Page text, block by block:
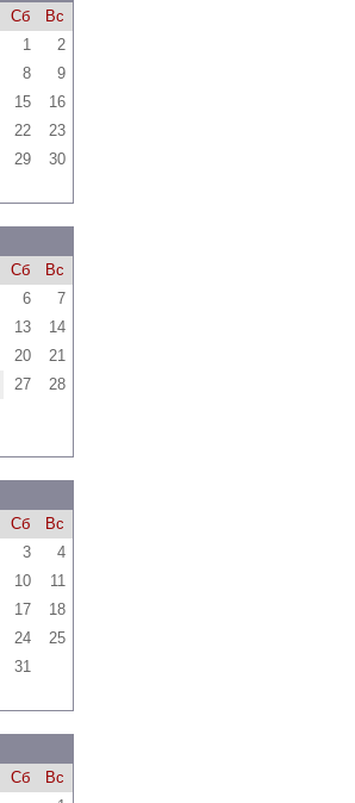
Сб
Вс
1
2
8
9
15
16
22
23
29 30
Сб
Вс
6
7
13
14
20
21
27
28
Сб
Вс
3
4
10
11
17
18
24
25
31
Сб
Вс